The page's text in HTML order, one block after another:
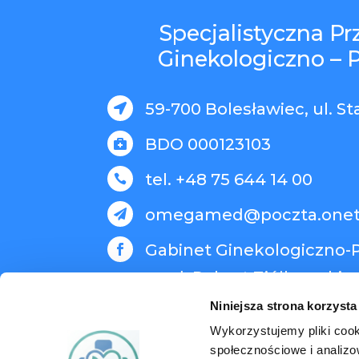
Niniejsza strona
Wykorzystujemy pliki
społecznościowe i
Specjalistyczna
Ginekologiczno –
 59-700 Bolesławiec, ul.
 BDO 000123103
 tel. +48 75 644 14 00


Gabinet Ginekologiczno-
med. Robert Ziółkowski